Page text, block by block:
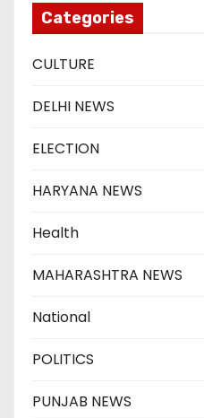
Categories
CULTURE
DELHI NEWS
ELECTION
HARYANA NEWS
Health
MAHARASHTRA NEWS
National
POLITICS
PUNJAB NEWS